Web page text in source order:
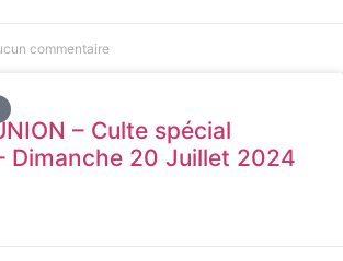
commentaire
– Culte spécial
Dimanche 20 Juillet 2024